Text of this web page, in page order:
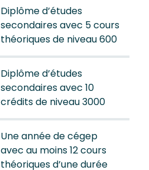
Diplôme d’études
secondaires avec 5 cours
théoriques de niveau 600
Diplôme d’études
secondaires avec 10
crédits de niveau 3000
Une année de cégep
avec au moins 12 cours
théoriques d’une durée